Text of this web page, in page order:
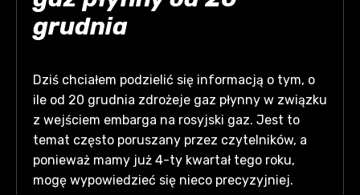
grudnia
Dziś chciałem podzielić się informacją o tym, o
ile od 20 grudnia zdrożeje gaz płynny w związku
z wejściem embarga na rosyjski gaz. Jest to
temat często poruszany przez czytelników, a
ponieważ mamy już 4-ty kwartał tego roku,
mogę wypowiedzieć się nieco precyzyjniej.